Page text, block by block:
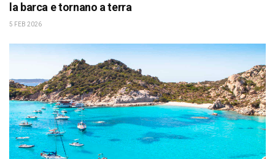
la barca e tornano a terra
5 FEB 2026